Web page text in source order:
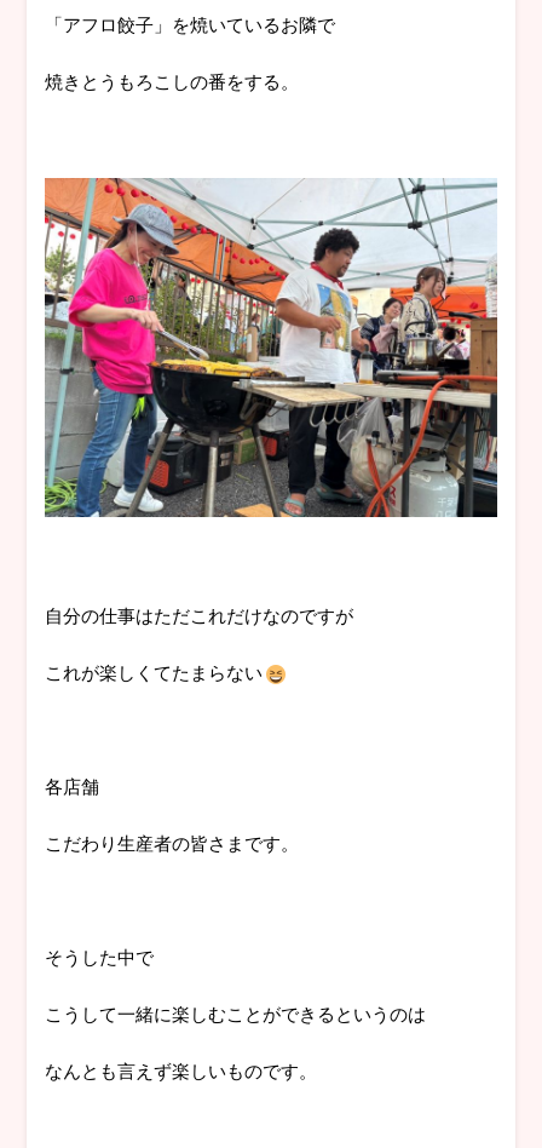
「アフロ餃子」を焼いているお隣で
焼きとうもろこしの番をする。
自分の仕事はただこれだけなのですが
これが楽しくてたまらない
各店舗
こだわり生産者の皆さまです。
そうした中で
こうして一緒に楽しむことができるというのは
なんとも言えず楽しいものです。